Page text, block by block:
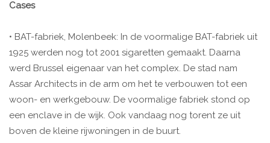
Cases
• BAT-fabriek, Molenbeek: In de voormalige BAT-fabriek uit
1925 werden nog tot 2001 sigaretten gemaakt. Daarna
werd Brussel eigenaar van het complex. De stad nam
Assar Architects in de arm om het te verbouwen tot een
woon- en werkgebouw. De voormalige fabriek stond op
een enclave in de wijk. Ook vandaag nog torent ze uit
boven de kleine rijwoningen in de buurt.